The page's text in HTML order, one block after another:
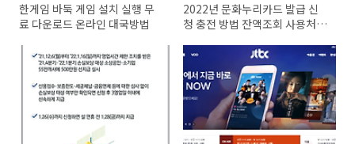
한게임 바둑 게임 설치 실행 무
료 다운로드 온라인 대국방법
2022년 문화누리카드 발급 신
청 충전 방법 잔액조회 사용처